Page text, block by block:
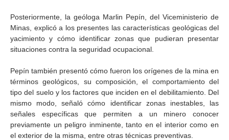
Posteriormente, la geóloga Marlin Pepín, del Viceministerio de
Minas, explicó a los presentes las características geológicas del
yacimiento y cómo identificar zonas que pudieran presentar
situaciones contra la seguridad ocupacional.
Pepín también presentó cómo fueron los orígenes de la mina en
términos geológicos, su composición, el comportamiento del
tipo del suelo y los factores que inciden en el debilitamiento. Del
mismo modo, señaló cómo identificar zonas inestables, las
señales específicas que permiten a un minero conocer
previamente un peligro inminente, tanto en el interior como en
el exterior de la misma, entre otras técnicas preventivas.